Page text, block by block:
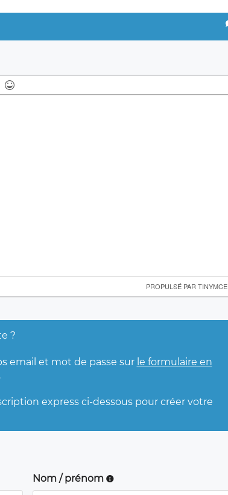
PROPULSÉ PAR TINYMCE
?
email et mot de passe sur le formulaire en
express ci-dessous pour créer votre
Nom / prénom